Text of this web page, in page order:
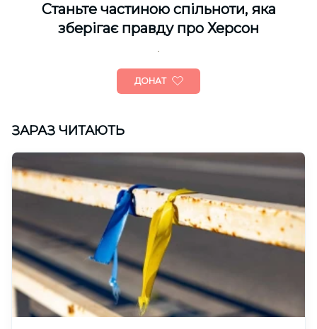
Cтаньте частиною спільноти, яка
зберігає правду про Херсон
ДОНАТ
ЗАРАЗ ЧИТАЮТЬ